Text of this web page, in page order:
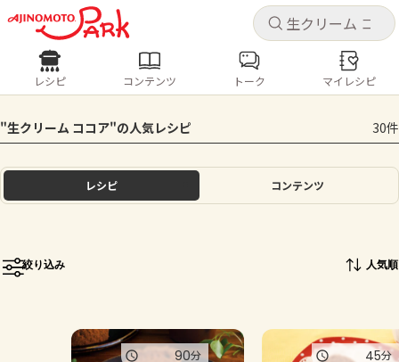
キャ
ログインするとレシピを保存できます
ログイン
ホーム
トーク
キャ
レシピ コンテンツ
人気の食材・レシピ
きゅうり なす トマト とうもろこし
ピーマン
レシピ コンテンツ トーク マイレシピ
"生クリーム ココア"の人気レシピ 30件
レシピ コンテンツ
絞り込み 人気順
90分 45分